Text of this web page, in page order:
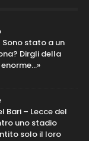
stato a un
Dirgli della
Bari – Lecce del
uno stadio
solo il loro